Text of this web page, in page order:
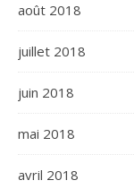
août 2018
juillet 2018
juin 2018
mai 2018
avril 2018